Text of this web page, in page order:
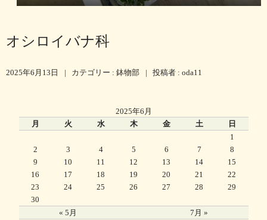
オシロイバナ科
2025年6月13日 | カテゴリー : 鉢物部 | 投稿者 : oda11
2025年6月
月
火 水 木 金 土 日
« 5月 7月 »
1
2
3 4 5 6 7
8
9
10 11 12 13 14
15
16
17 18 19 20 21
22
23
24 25 26 27 28
29
30